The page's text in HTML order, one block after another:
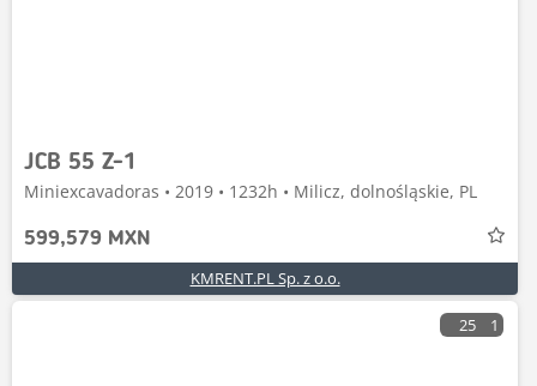
JCB 55 Z-1
Miniexcavadoras • 2019 • 1232h • Milicz, dolnośląskie, PL
599,579 MXN
KMRENT.PL Sp. z o.o.
25 1